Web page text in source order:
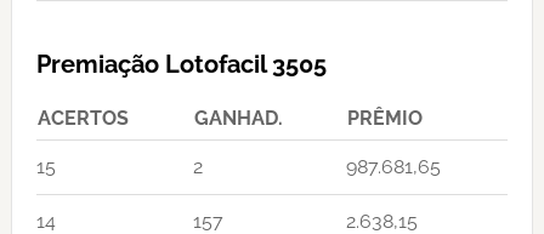
Premiação Lotofacil 3505
ACERTOS GANHAD. PRÊMIO
15 2 987.681,65
14 157 2.638,15